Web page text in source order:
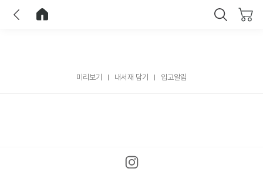
미리보기 내서재 담기 입고알림